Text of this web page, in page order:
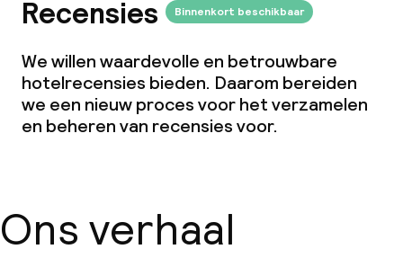
Recensies Binnenkort beschikbaar
We willen waardevolle en betrouwbare
hotelrecensies bieden. Daarom bereiden
we een nieuw proces voor het verzamelen
en beheren van recensies voor.
Ons verhaal